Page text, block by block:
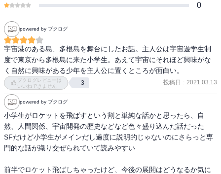
0
powered by ブクログ
宇宙港のある島、多根島を舞台にしたお話。主人公は宇宙遊学生制
度で東京から多根島に来た小学生。あえて宇宙にそれほど興味がな
く自然に興味がある少年を主人公に置くところが面白い。
ブクログレビューは
いいねできません
3 投稿日 : 2021.03.13
powered by ブクログ
小学生がロケットを飛ばすという割と単純な話かと思ったら、自
然、人間関係、宇宙開発の歴史などなど色々盛り込んだ話だった
SFだけど小学生がメインだし過度に説明的じゃないのにさらっと専
門的な話が織り交ぜられていて読みやすい
前半でロケット飛ばしちゃったけど、今後の展開はどうなるか気に